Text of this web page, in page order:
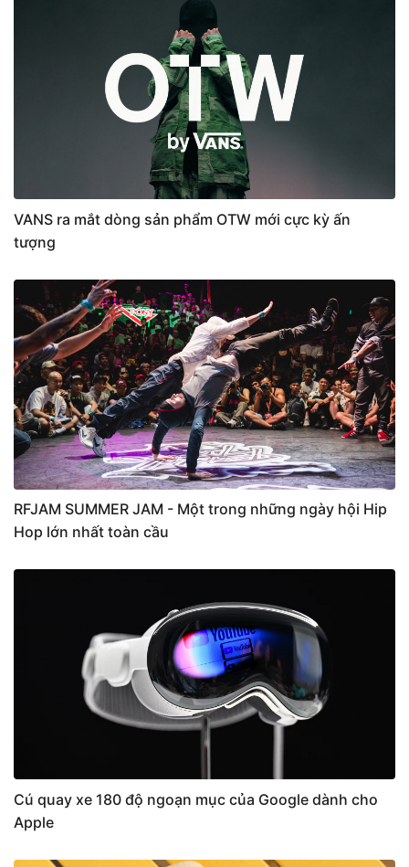
VANS ra mắt dòng sản phẩm OTW mới cực kỳ ấn
tượng
RFJAM SUMMER JAM - Một trong những ngày hội Hip
Hop lớn nhất toàn cầu
Cú quay xe 180 độ ngoạn mục của Google dành cho
Apple